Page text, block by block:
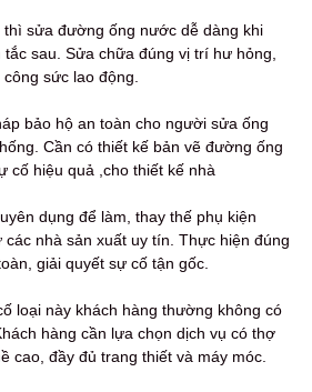
sửa đường ống nước dễ dàng khi
sau. Sửa chữa đúng vị trí hư hỏng,
sức lao động.
bảo hộ an toàn cho người sửa ống
Cần có thiết kế bản vẽ đường ống
cố hiệu quả ,cho thiết kế nhà
dụng để làm, thay thế phụ kiện
nhà sản xuất uy tín. Thực hiện đúng
giải quyết sự cố tận gốc.
loại này khách hàng thường không có
hàng cần lựa chọn dịch vụ có thợ
cao, đầy đủ trang thiết và máy móc.